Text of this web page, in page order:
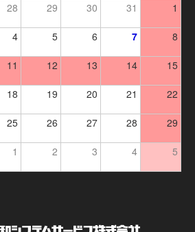
28 29 30 31 1
4 5 6 7 8
11 12 13 14 15
18 19 20 21 22
25 26 27 28 29
1 2 3 4 5